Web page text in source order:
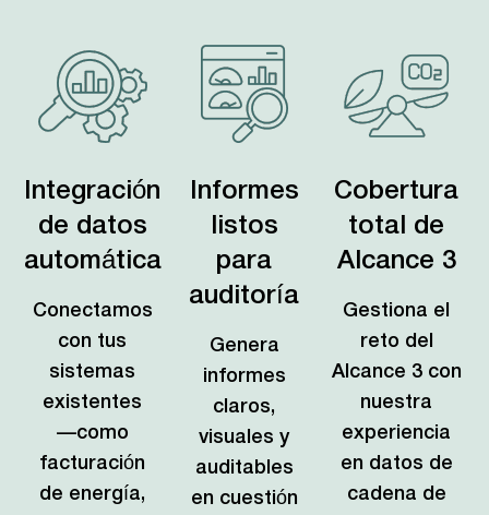
Integración
de datos
automática
Conectamos
con tus
sistemas
existentes
—como
facturación
de energía,
Informes
listos
para
auditoría
Genera
informes
claros,
visuales y
auditables
en cuestión
Cobertura
total de
Alcance 3
Gestiona el
reto del
Alcance 3 con
nuestra
experiencia
en datos de
cadena de